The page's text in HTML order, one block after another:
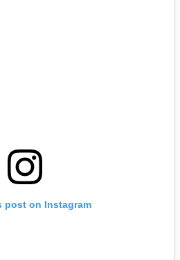
post on Instagram